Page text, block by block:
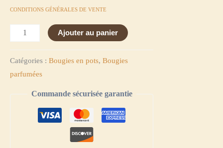
CONDITIONS GÉNÉRALES DE VENTE
Ajouter au panier
Catégories : Bougies en pots, Bougies
parfumées
Commande sécurisée garantie